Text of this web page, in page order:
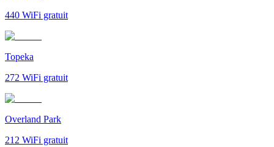
440 WiFi gratuit
Topeka
272 WiFi gratuit
Overland Park
212 WiFi gratuit